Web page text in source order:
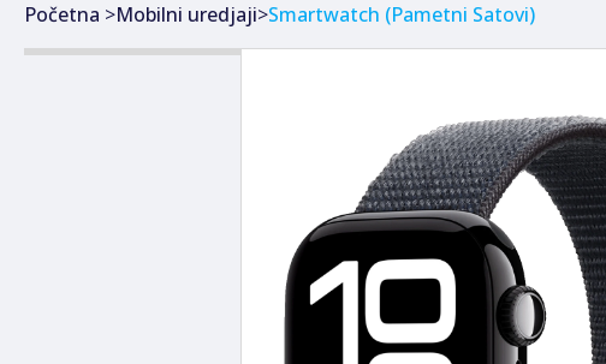
Početna >Mobilni uredjaji>Smartwatch (pametni Satovi)